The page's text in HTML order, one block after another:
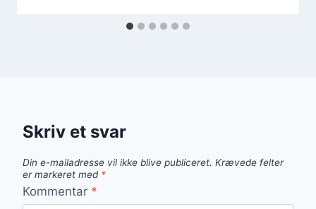
Skriv et svar
Din e-mailadresse vil ikke blive publiceret. Krævede felter
er markeret med *
Kommentar *